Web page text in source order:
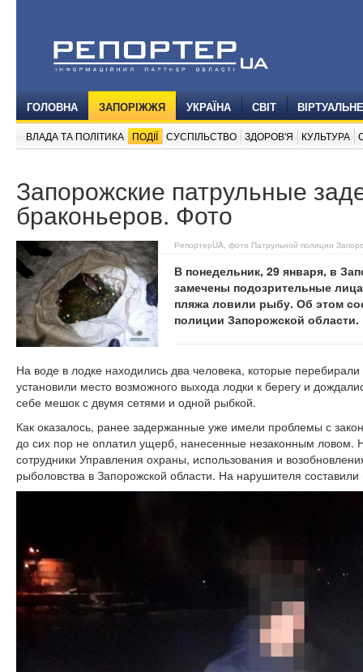
ГОЛОВНА ЗАПОРІЖЖЯ УКРАЇНА СВІТ
ВЛАДА ТА ПОЛІТИКА ПОДІЇ СУСПІЛЬСТВО ЗДОРОВ'Я КУЛЬТУРА
Запорожские патрульные
браконьеров. Фото
РепортерUA, фото Патрульной полиции
В понедельник, 29 января, в
замечены подозрительные
пляжа ловили рыбу. Об этом
полиции Запорожской области.
На воде в лодке находились два человека, которые
установили место возможного выхода лодки к берегу и
себе мешок с двумя сетями и одной рыбкой.
Как оказалось, ранее задержанные уже имели проблемы с
до сих пор не оплатил ущерб, нанесенные незаконным ловом.
сотрудники Управления охраны, использования и
рыболовства в Запорожской области. На нарушителя